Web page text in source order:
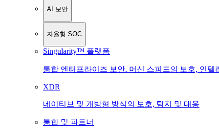
AI 보안
자율형 SOC
Singularity™ 플랫폼
통합 엔터프라이즈 보안. 머신 스피드의 보호, 인텔
XDR
네이티브 및 개방형 방식의 보호, 탐지 및 대응
통합 및 파트너